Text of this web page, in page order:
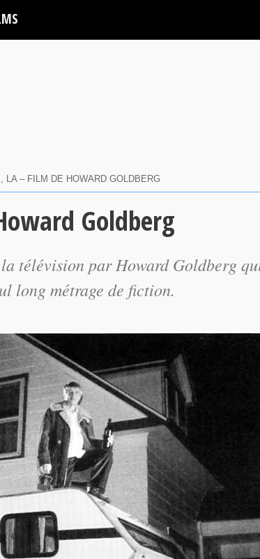
LA – FILM DE HOWARD GOLDBERG
Goldberg
télévision par Howard Goldberg
long métrage de fiction.